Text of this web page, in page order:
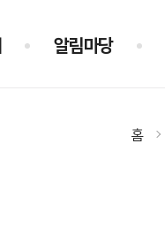
알림마당
홈